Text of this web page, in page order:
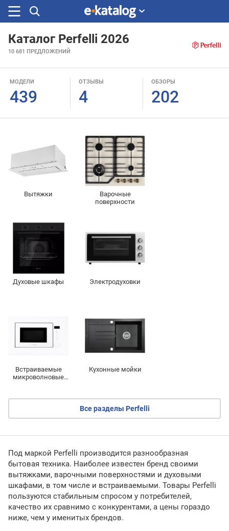
Искали
Каталог Perfelli 2026
10 681 ПРЕДЛОЖЕНИЙ
МОДЕЛИ
439
ОТЗЫВЫ
4
ОБЗОРЫ
202
Вытяжки
Варочные
поверхности
Духовые шкафы Электродуховки
Встраиваемые
микроволновые
Кухонные мойки
Все разделы Perfelli
Под маркой Perfelli производится разнообразная
бытовая техника. Наиболее известен бренд своими
вытяжками, варочными поверхностями и духовыми
шкафами, в том числе и встраиваемыми. Товары Perfelli
пользуются стабильным спросом у потребителей,
качество их сравнимо с конкурентами, а цены гораздо
ниже, чем у именитых брендов.